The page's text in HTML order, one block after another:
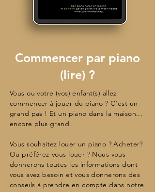
Commencer par piano
(lire) ?
Vous ou votre (vos) enfant(s) allez
commencer à jouer du piano ? C'est un
grand pas ! Et un piano dans la maison...
encore plus grand. ​
Vous souhaitez louer un piano ? Acheter?
Ou préférez-vous louer ? Nous vous
donnerons toutes les informations dont
vous avez besoin et vous donnerons des
conseils à prendre en compte dans notre